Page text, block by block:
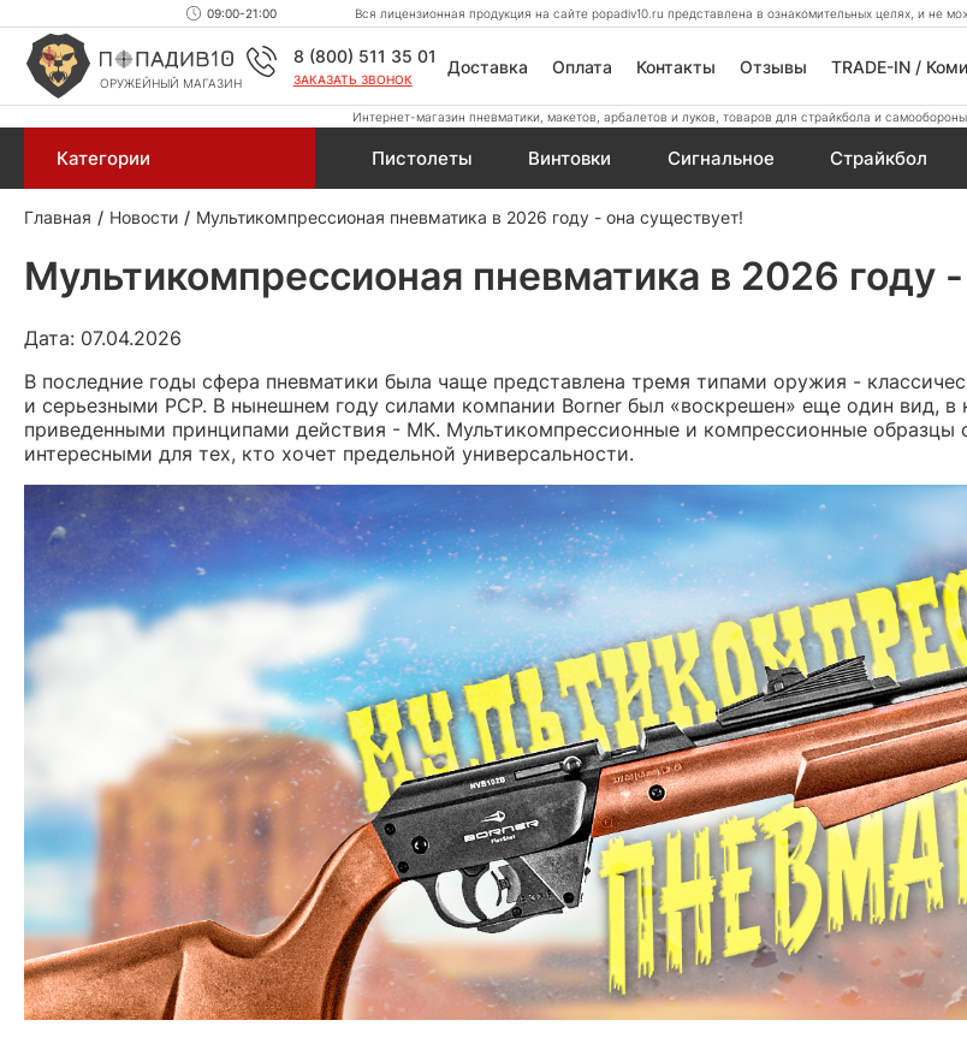
09:00-21:00 Вся лицензионная продукция на сайте popadiv10.ru представлена в ознакомительных целях, и не
ОРУЖЕЙНЫЙ МАГАЗИН
8 (800) 511 35 01
ЗАКАЗАТЬ ЗВОНОК
Доставка Оплата Контакты Отзывы TRADE-IN /
Интернет-магазин пневматики, макетов, арбалетов и луков, товаров для страйкбола и
Категории Пистолеты Винтовки Сигнальное Страйкбол
Главная Новости Мультикомпрессионая пневматика в 2026 году - она существует!
Мультикомпрессионая пневматика в 2026 году
Дата: 07.04.2026
В последние годы сфера пневматики была чаще представлена тремя типами оружия -
и серьезными PCP. В нынешнем году силами компании Borner был «воскрешен» еще один вид,
приведенными принципами действия - МК. Мультикомпрессионные и компрессионные образцы
интересными для тех, кто хочет предельной универсальности.